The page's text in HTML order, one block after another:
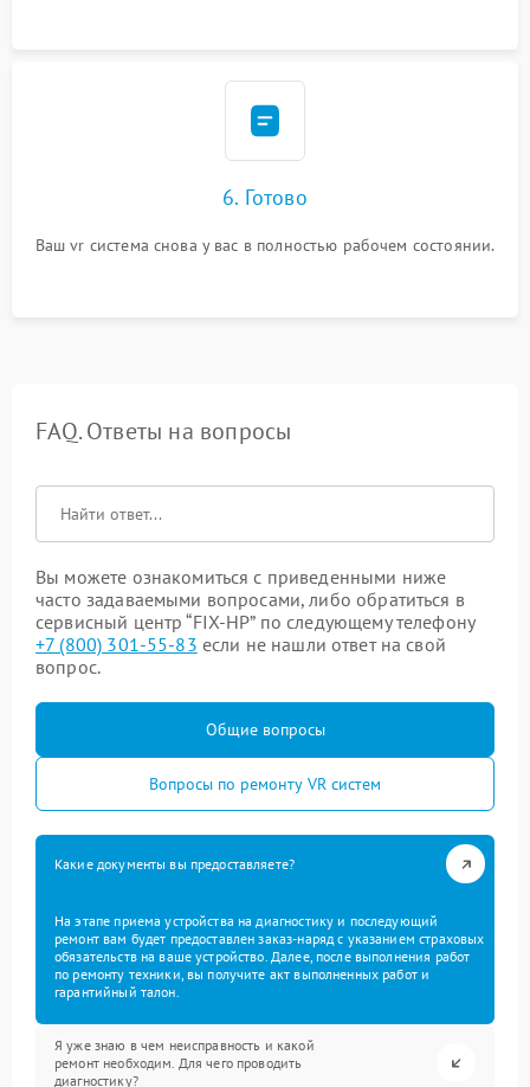
6. Готово
Ваш vr система снова у вас в полностью рабочем состоянии.
FAQ. Ответы на вопросы
Вы можете ознакомиться с приведенными ниже
часто задаваемыми вопросами, либо обратиться в
сервисный центр “FIX-HP” по следующему телефону
+7 (800) 301-55-83 если не нашли ответ на свой
вопрос.
Общие вопросы
Вопросы по ремонту VR систем
Какие документы вы предоставляете?
На этапе приема устройства на диагностику и последующий
ремонт вам будет предоставлен заказ-наряд с указанием страховых
обязательств на ваше устройство. Далее, после выполнения работ
по ремонту техники, вы получите акт выполненных работ и
гарантийный талон.
Я уже знаю в чем неисправность и какой
ремонт необходим. Для чего проводить
диагностику?